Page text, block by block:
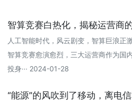
智算竞赛白热化，揭秘运营商的
人工智能时代，风云剧变，智算巨浪正
智算竞赛愈演愈烈，三大运营商作为国
投身··· 2024-01-28
“能源”的风吹到了移动，离电信